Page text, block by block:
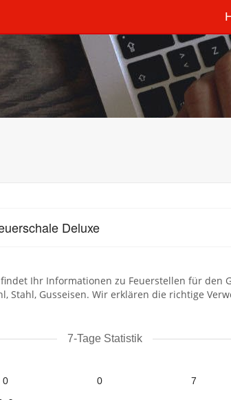
Deluxe
Ihr Informationen zu Feuerstellen für den
Stahl, Gusseisen. Wir erklären die richtige
7-Tage Statistik
0 0 7